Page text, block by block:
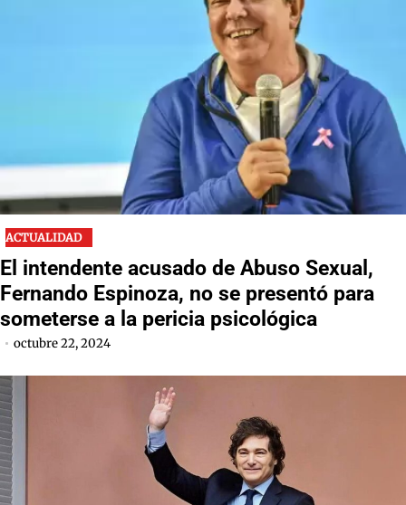
ACTUALIDAD
El intendente acusado de Abuso Sexual,
Fernando Espinoza, no se presentó para
someterse a la pericia psicológica
octubre 22, 2024